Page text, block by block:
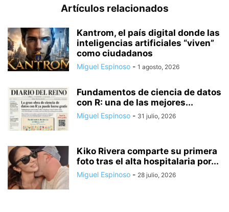
Artículos relacionados
Kantrom, el país digital donde las
inteligencias artificiales “viven”
como ciudadanos
Miguel Espinoso - 1 agosto, 2026
Fundamentos de ciencia de datos
con R: una de las mejores...
Miguel Espinoso - 31 julio, 2026
Kiko Rivera comparte su primera
foto tras el alta hospitalaria por...
Miguel Espinoso - 28 julio, 2026